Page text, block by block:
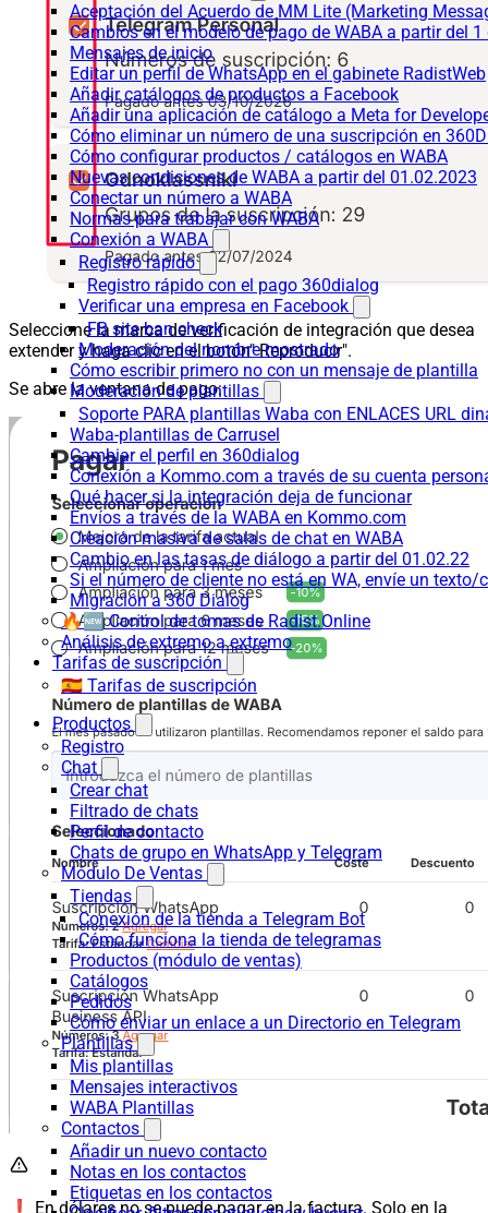
Aceptación del Acuerdo de MM Lite (Marketing
Cambios en el modelo de pago de WABA a partir del
Mensajes de inicio
Editar un perfil de WhatsApp en el gabinete RadistWeb
Añadir catálogos de productos a Facebook
Añadir una aplicación de catálogo a Meta for
Cómo eliminar un número de una suscripción en
Cómo configurar productos / catálogos en WABA
Nuevas condiciones de WABA a partir del 01.02.2023
Conectar un número a WABA
Normas para trabajar con WABA
Conexión a WABA
Registro rápido
Registro rápido con el pago 360dialog
Verificar una empresa en Facebook
FB site ban check
Moderación del nombre mostrado
Cómo escribir primero no con un mensaje de plantilla
Moderación de plantillas
Soporte PARA plantillas Waba con ENLACES URL
Waba-plantillas de Carrusel
Cambiar el perfil en 360dialog
Conexión a Kommo.com a través de su cuenta
Qué hacer si la integración deja de funcionar
Envíos a través de la WABA en Kommo.com
Creación masiva de salas de chat en WABA
Cambio en las tasas de diálogo a partir del 01.02.22
Si el número de cliente no está en WA, envíe un
Migración a 360 Dialog
🔥🆕 Control de tomas de Radist.Online
Análisis de extremo a extremo
Tarifas de suscripción
🇪🇸 Tarifas de suscripción
Productos
Registro
Chat
Crear chat
Filtrado de chats
Perfil de contacto
Chats de grupo en WhatsApp y Telegram
Módulo De Ventas
Tiendas
Conexión de la tienda a Telegram Bot
Cómo funciona la tienda de telegramas
Productos (módulo de ventas)
Catálogos
Pedidos
Cómo enviar un enlace a un Directorio en Telegram
Plantillas
Mis plantillas
Mensajes interactivos
WABA Plantillas
Contactos
Añadir un nuevo contacto
Notas en los contactos
Etiquetas en los contactos
Seleccione la marca de verificación de integración que desea
extender y haga clic en el botón" Reproducir".
Se abre la ventana de pago:
❗️ En dólares no se puede pagar en la factura. Solo en la